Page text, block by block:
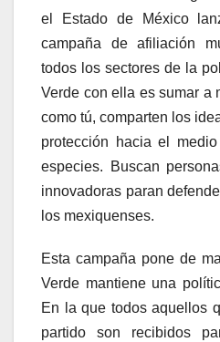
el Estado de México
campaña de afiliación
todos los sectores de la
Verde con ella es sumar a
como tú, comparten los
protección hacia el
especies. Buscan
innovadoras paran
los mexiquenses.
Esta campaña pone de
Verde mantiene una
En la que todos aquellos
partido son recibidos